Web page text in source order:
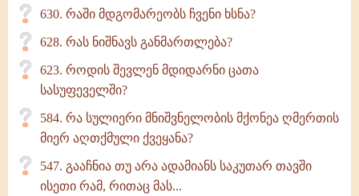
630. რაში მდგომარეობს ჩვენი ხსნა?
628. რას ნიშნავს განმართლება?
623. როდის შევლენ მდიდარნი ცათა
სასუფეველში?
584. რა სულიერი მნიშვნელობის მქონეა ღმერთის
მიერ აღთქმული ქვეყანა?
547. გააჩნია თუ არა ადამიანს საკუთარ თავში
ისეთი რამ, რითაც მას...